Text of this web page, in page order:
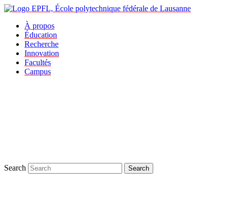
À propos
Éducation
Recherche
Innovation
Facultés
Campus
Search Search